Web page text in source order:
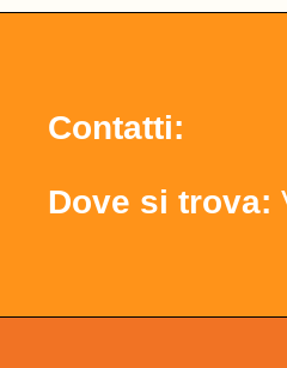
Contatti:
Dove si trova: